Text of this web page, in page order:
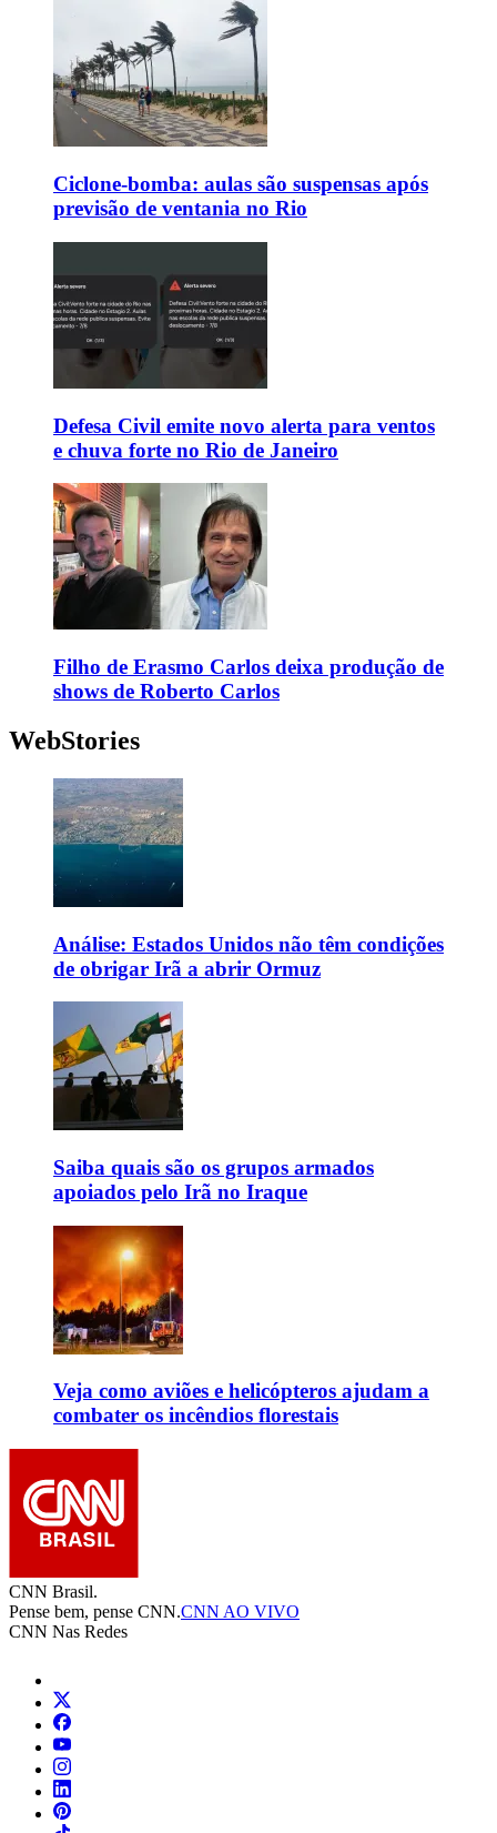
Ciclone-bomba: aulas são suspensas após
previsão de ventania no Rio
Defesa Civil emite novo alerta para ventos
e chuva forte no Rio de Janeiro
Filho de Erasmo Carlos deixa produção de
shows de Roberto Carlos
WebStories
Análise: Estados Unidos não têm condições
de obrigar Irã a abrir Ormuz
Saiba quais são os grupos armados
apoiados pelo Irã no Iraque
Veja como aviões e helicópteros ajudam a
combater os incêndios florestais
CNN Brasil.
Pense bem, pense CNN.CNN AO VIVO
CNN Nas Redes